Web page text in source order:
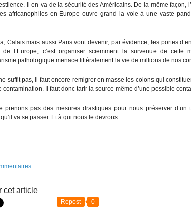
Il en va de la sécurité des Américains. De la même façon,
africanophiles en Europe ouvre grand la voie à une vaste
Calais mais aussi Paris vont devenir, par évidence, les portes
de l’Europe, c’est organiser sciemment la survenue de cette
pathologique menace littéralement la vie de millions de nos
suffit pas, il faut encore remigrer en masse les colons qui
contamination. Il faut donc tarir la source même d’une possible
prenons pas des mesures drastiques pour nous préserver d’un
va se passer. Et à qui nous le devrons.
cet article
Repost 0